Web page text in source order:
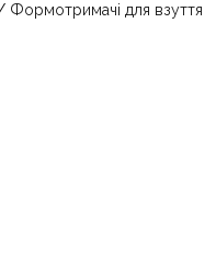
Формотримачі для взуття